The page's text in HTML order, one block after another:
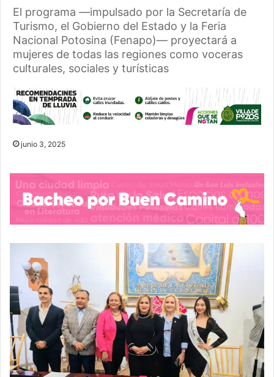
El programa —impulsado por la Secretaría de
Turismo, el Gobierno del Estado y la Feria
Nacional Potosina (Fenapo)— proyectará a
mujeres de todas las regiones como voceras
culturales, sociales y turísticas
junio 3, 2025